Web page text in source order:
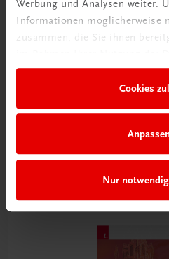
Werbung und Analysen weiter.
Informationen möglicherweise
zusammen, die Sie ihnen
Cookies
Nur
Die Veggie-Profis
€ 21,14